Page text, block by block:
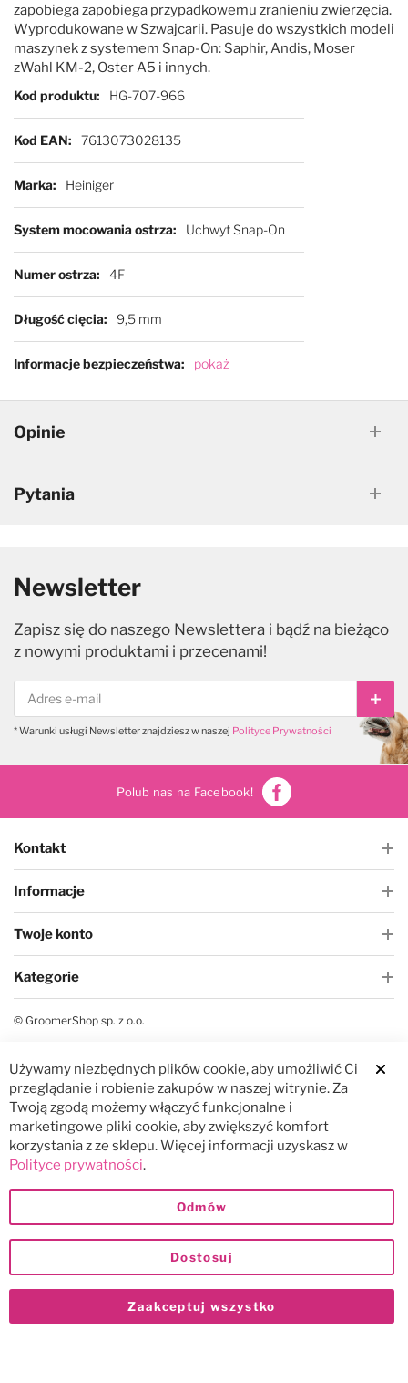
zapobiega zapobiega przypadkowemu zranieniu zwierzęcia.
Wyprodukowane w Szwajcarii. Pasuje do wszystkich modeli
maszynek z systemem Snap-On: Saphir, Andis, Moser
zWahl KM-2, Oster A5 i innych.
Więcej informacji
Kod produktu HG-707-966
Kod EAN 7613073028135
Marka Heiniger
System mocowania ostrza Uchwyt Snap-On
Numer ostrza 4F
Długość cięcia 9,5 mm
Informacje bezpieczeństwa pokaż
Opinie
Pytania
Newsletter
Zapisz się do naszego Newslettera i bądź na bieżąco
z nowymi produktami i przecenami!
* Warunki usługi Newsletter znajdziesz w naszej Polityce Prywatności
Polub nas na Facebook!
Kontakt
Informacje
Twoje konto
Kategorie
© GroomerShop sp. z o.o.
Używamy niezbędnych plików cookie, aby umożliwić Ci
przeglądanie i robienie zakupów w naszej witrynie. Za
Twoją zgodą możemy włączyć funkcjonalne i
marketingowe pliki cookie, aby zwiększyć komfort
korzystania z ze sklepu. Więcej informacji uzyskasz w
Polityce prywatności.
Zaakceptuj wszystko
Dostosuj
Odmów